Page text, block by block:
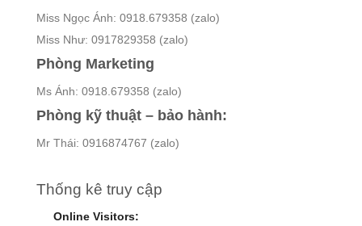
Miss Ngọc Ánh: 0918.679358 (zalo)
Miss Như: 0917829358 (zalo)
Phòng Marketing
Ms Ánh: 0918.679358 (zalo)
Phòng kỹ thuật – bảo hành:
Mr Thái: 0916874767 (zalo)
Thống kê truy cập
Online Visitors: